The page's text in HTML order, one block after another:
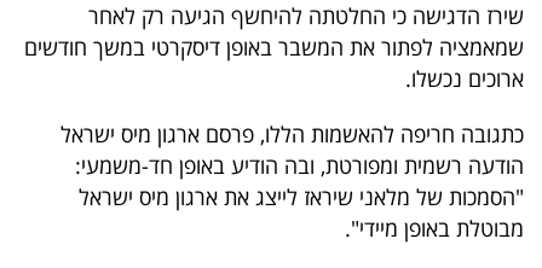
ניוזלטרים
שירז הדגישה כי החלטתה להיחשף הגיעה רק לאחר
שמאמציה לפתור את המשבר באופן דיסקרטי במשך חודשים
ארוכים נכשלו.
כתגובה חריפה להאשמות הללו, פרסם ארגון מיס ישראל
הודעה רשמית ומפורטת, ובה הודיע באופן חד-משמעי:
"הסמכות של מלאני שיראז לייצג את ארגון מיס ישראל
מבוטלת באופן מיידי".